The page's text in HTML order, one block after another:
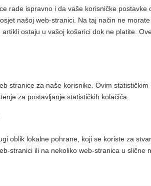
rade ispravno i da vaše korisničke postavke
našoj web-stranici. Na taj način ne
ostaju u vašoj košarici dok ne platite.
stranice za naše korisnike. Ovim
za postavljanje statističkih kolačića.
oblik lokalne pohrane, koji se koriste za
stranici ili na nekoliko web-stranica u slične